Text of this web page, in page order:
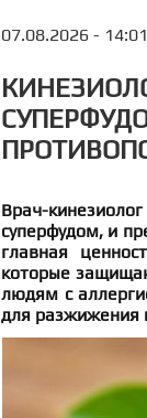
07.08.2026 - 14:01
Врач-
суперфудом, и
главная
которые
людям с
для разжижения